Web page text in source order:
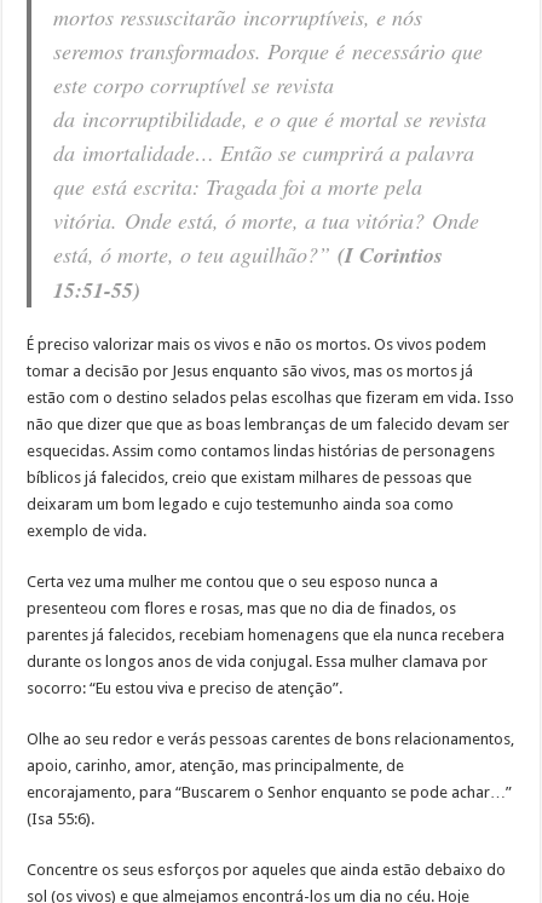
mortos ressuscitarão incorruptíveis, e nós
seremos transformados. Porque é necessário que
este corpo corruptível se revista
da incorruptibilidade, e o que é mortal se revista
da imortalidade… Então se cumprirá a palavra
que está escrita: Tragada foi a morte pela
vitória. Onde está, ó morte, a tua vitória? Onde
está, ó morte, o teu aguilhão?”(I Corintios
15:51-55)
É preciso valorizar mais os vivos e não os mortos. Os vivos podem
tomar a decisão por Jesus enquanto são vivos, mas os mortos já
estão com o destino selados pelas escolhas que fizeram em vida. Isso
não que dizer que que as boas lembranças de um falecido devam ser
esquecidas. Assim como contamos lindas histórias de personagens
bíblicos já falecidos, creio que existam milhares de pessoas que
deixaram um bom legado e cujo testemunho ainda soa como
exemplo de vida.
Certa vez uma mulher me contou que o seu esposo nunca a
presenteou com flores e rosas, mas que no dia de finados, os
parentes já falecidos, recebiam homenagens que ela nunca recebera
durante os longos anos de vida conjugal. Essa mulher clamava por
socorro: “Eu estou viva e preciso de atenção”.
Olhe ao seu redor e verás pessoas carentes de bons relacionamentos,
apoio, carinho, amor, atenção, mas principalmente, de
encorajamento, para “Buscarem o Senhor enquanto se pode achar…”
(Isa 55:6).
Concentre os seus esforços por aqueles que ainda estão debaixo do
sol (os vivos) e que almejamos encontrá-los um dia no céu. Hoje